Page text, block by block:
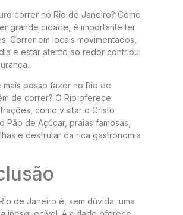
correr no Rio de Janeiro? Como
grande cidade, é importante ter
Correr em locais movimentados,
e estar atento ao redor contribui
posso fazer no Rio de
de correr? O Rio oferece
como visitar o Cristo
Pão de Açúcar, praias famosas,
e desfrutar da rica gastronomia
de Janeiro é, sem dúvida, uma